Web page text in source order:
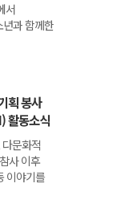
서
과 함께한
획 봉사
동소식
문화적
사 이후
이야기를